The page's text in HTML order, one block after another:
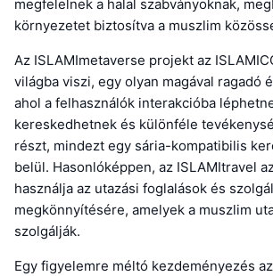
megfelelnek a halal szabványoknak,
környezetet biztosítva a muszlim
Az ISLAMImetaverse projekt az
világba viszi, egy olyan magával ragadó
ahol a felhasználók interakcióba
kereskedhetnek és különféle
részt, mindezt egy sária-kompatibilis
belül. Hasonlóképpen, az ISLAMItravel
használja az utazási foglalások és
megkönnyítésére, amelyek a muszlim
szolgálják.
Egy figyelemre méltó kezdeményezés az